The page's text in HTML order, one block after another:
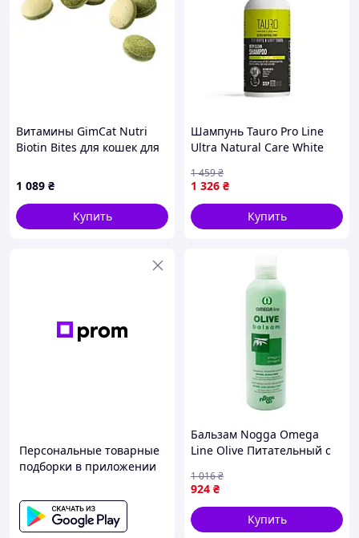
Витамины GimCat Nutri
Biotin Bites для кошек для
шерсти и кожи с морскими
водорослями 425 г (G-
419701)
1 089 ₴
Купить
Шампунь Tauro Pro Line
Ultra Natural Care White
для глубокой очистки
шерсти и кожи собак и
кошек с белой
1 326 ₴
1 459₴
Купить
Персональные товарные
подборки в приложении
Бальзам Nogga Omega
Line Olive Питательный с
подшерстком 250 мл 1
924 ₴
1 016₴
Купить